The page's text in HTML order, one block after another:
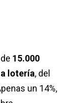
15.000
lotería, del
un 14%,